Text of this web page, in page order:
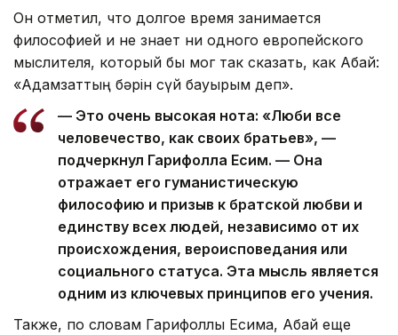
Он отметил, что долгое время занимается
философией и не знает ни одного европейского
мыслителя, который бы мог так сказать, как Абай:
«Адамзаттың бәрін сүй бауырым деп».
— Это очень высокая нота: «Люби все
человечество, как своих братьев», —
подчеркнул Гарифолла Есим. — Она
отражает его гуманистическую
философию и призыв к братской любви и
единству всех людей, независимо от их
происхождения, вероисповедания или
социального статуса. Эта мысль является
одним из ключевых принципов его учения.
Также, по словам Гарифоллы Есима, Абай еще